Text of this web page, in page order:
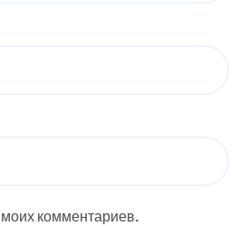
комментариев.